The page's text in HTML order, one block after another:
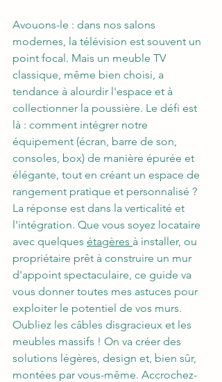
Avouons-le : dans nos salons
modernes, la télévision est souvent un
point focal. Mais un meuble TV
classique, même bien choisi, a
tendance à alourdir l'espace et à
collectionner la poussière. Le défi est
là : comment intégrer notre
équipement (écran, barre de son,
consoles, box) de manière épurée et
élégante, tout en créant un espace de
rangement pratique et personnalisé ?
La réponse est dans la verticalité et
l'intégration. Que vous soyez locataire
avec quelques étagères à installer, ou
propriétaire prêt à construire un mur
d'appoint spectaculaire, ce guide va
vous donner toutes mes astuces pour
exploiter le potentiel de vos murs.
Oubliez les câbles disgracieux et les
meubles massifs ! On va créer des
solutions légères, design et, bien sûr,
montées par vous-même. Accrochez-